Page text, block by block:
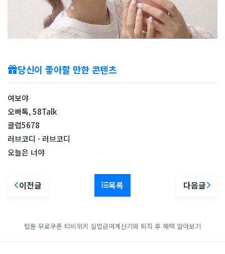
당신이 좋아할 만한 콘텐츠
여보야
오빠톡, 58Talk
클럽5678
러브코디 - 러브코디
오늘은 너야
이전글 목록 다음글
탑툰 무료쿠폰 티비위키 실업급여계산기와 퇴직 후 혜택 알아보기